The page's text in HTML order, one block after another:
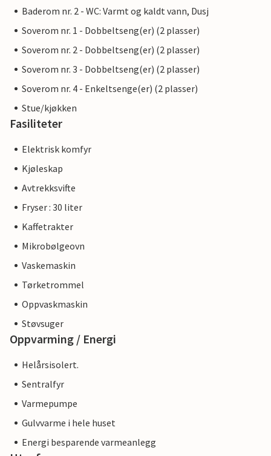
Baderom nr. 2 - WC: Varmt og kaldt vann, Dusj
Soverom nr. 1 - Dobbeltseng(er) (2 plasser)
Soverom nr. 2 - Dobbeltseng(er) (2 plasser)
Soverom nr. 3 - Dobbeltseng(er) (2 plasser)
Soverom nr. 4 - Enkeltsenge(er) (2 plasser)
Stue/kjøkken
Fasiliteter
Elektrisk komfyr
Kjøleskap
Avtrekksvifte
Fryser : 30 liter
Kaffetrakter
Mikrobølgeovn
Vaskemaskin
Tørketrommel
Oppvaskmaskin
Støvsuger
Oppvarming / Energi
Helårsisolert.
Sentralfyr
Varmepumpe
Gulvvarme i hele huset
Energi besparende varmeanlegg